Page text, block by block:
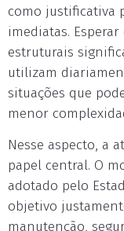
como justificativa
imediatas.
estruturais
utilizam
situações que
menor
Nesse aspecto, a
papel central. O
adotado pelo
objetivo
manutenção,